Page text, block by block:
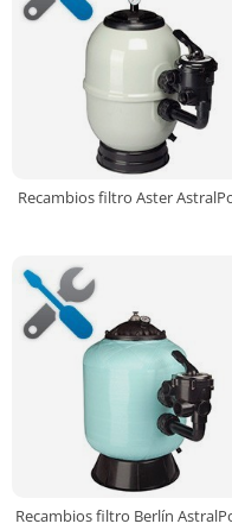
Recambios filtro Aster
Recambios filtro Berlín